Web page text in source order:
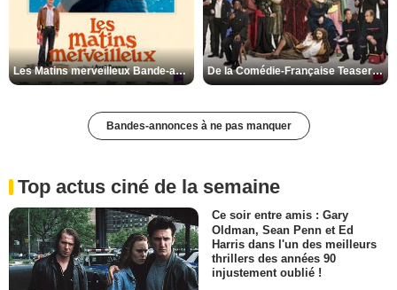
Les Matins merveilleux Bande-annonce VF De la Comédie-Française Teaser VF
Bandes-annonces à ne pas manquer
Top actus ciné de la semaine
Ce soir entre amis : Gary
Oldman, Sean Penn et Ed
Harris dans l'un des meilleurs
thrillers des années 90
injustement oublié !